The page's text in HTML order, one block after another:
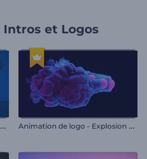
Intros et Logos
A
nimation du logo en 3D avec un chien de dessin animé A
nimation de logo - Explosion de fumée dynamique